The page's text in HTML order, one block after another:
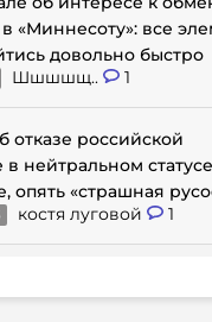
«Миннесоту»: все
довольно быстро
Шшшшщ.. 1
отказе российской
нейтральном
опять «страшная
костя луговой 1